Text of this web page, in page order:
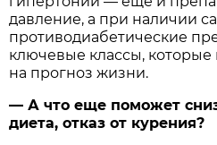
давление, а при наличии
противодиабетические
ключевые классы,
на прогноз жизни.
— А что еще поможет
диета, отказ от курения?